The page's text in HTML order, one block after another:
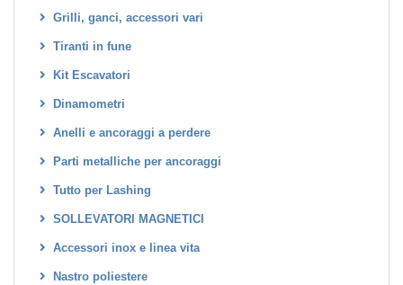
Grilli, ganci, accessori vari
Tiranti in fune
Kit Escavatori
Dinamometri
Anelli e ancoraggi a perdere
Parti metalliche per ancoraggi
Tutto per Lashing
SOLLEVATORI MAGNETICI
Accessori inox e linea vita
Nastro poliestere